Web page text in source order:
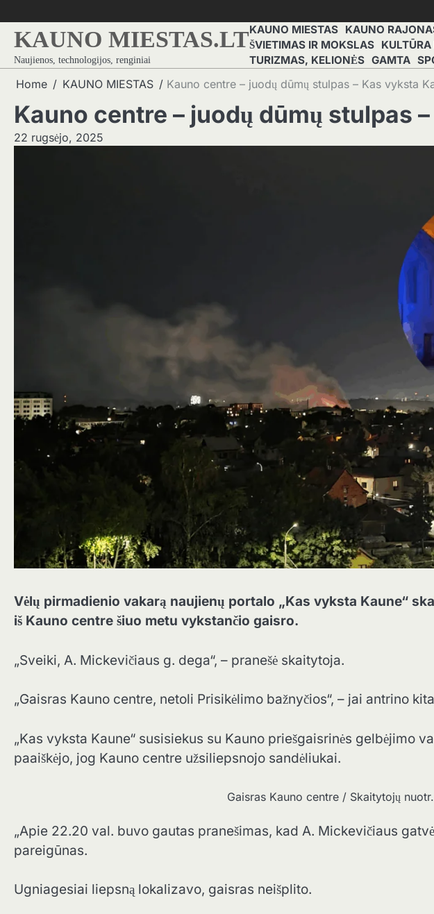
to
content
KAUNO MIESTAS.LT
Naujienos, technologijos, renginiai
KAUNO MIESTAS KAUNO
ŠVIETIMAS IR MOKSLAS
TURIZMAS, KELIONĖS GAMTA
Home KAUNO MIESTAS Kauno centre – juodų dūmų stulpas – Kas vyksta
Kauno centre – juodų dūmų stulpas
22 rugsėjo, 2025
Vėlų pirmadienio vakarą naujienų portalo „Kas vyksta Kaune“
iš Kauno centre šiuo metu vykstančio gaisro.
„Sveiki, A. Mickevičiaus g. dega“, – pranešė skaitytoja.
„Gaisras Kauno centre, netoli Prisikėlimo bažnyčios“, – jai antrino
„Kas vyksta Kaune“ susisiekus su Kauno priešgaisrinės gelbėjimo
paaiškėjo, jog Kauno centre užsiliepsnojo sandėliukai.
Gaisras Kauno centre / Skaitytojų nuotr.
„Apie 22.20 val. buvo gautas pranešimas, kad A. Mickevičiaus
pareigūnas.
Ugniagesiai liepsną lokalizavo, gaisras neišplito.